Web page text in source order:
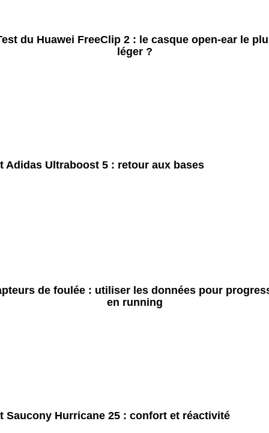
du Huawei FreeClip 2 : le casque open-ear le
léger ?
Adidas Ultraboost 5 : retour aux bases
de foulée : utiliser les données pour
en running
Saucony Hurricane 25 : confort et réactivité